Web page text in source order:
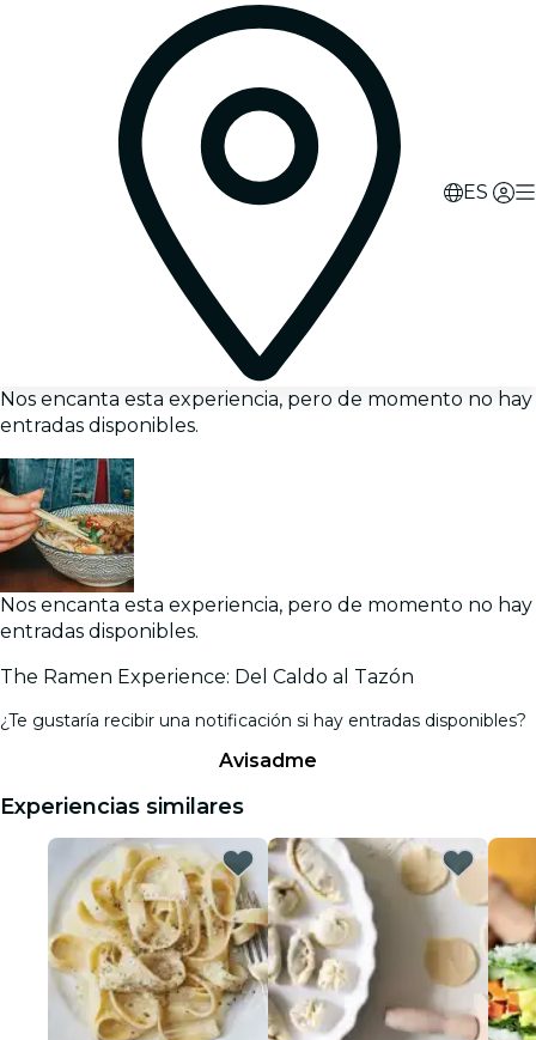
ES
Nos encanta esta experiencia, pero de momento no hay
entradas disponibles.
Nos encanta esta experiencia, pero de momento no hay
entradas disponibles.
The Ramen Experience: Del Caldo al Tazón
¿Te gustaría recibir una notificación si hay entradas disponibles?
Avisadme
Experiencias similares